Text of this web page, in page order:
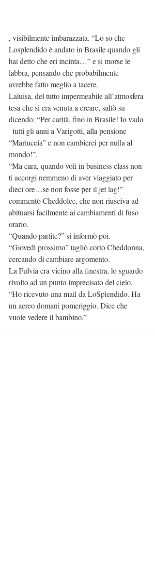
, visibilmente imbarazzata. “Lo so che
Losplendido è andato in Brasile quando gli
hai detto che eri incinta…” e si morse le
labbra, pensando che probabilmente
avrebbe fatto meglio a tacere.
Laluisa, del tutto impermeabile all’atmosfera
tesa che si era venuta a creare, saltò su
dicendo: “Per carità, fino in Brasile! Io vado
  tutti gli anni a Varigotti, alla pensione
“Mariuccia” e non cambierei per nulla al
mondo!”.
“Ma cara, quando voli in business class non
ti accorgi nemmeno di aver viaggiato per
dieci ore…se non fosse per il jet lag!”
commentò Cheddolce, che non riusciva ad
abituarsi facilmente ai cambiamenti di fuso
orario.
“Quando partite?” si informò poi.
“Giovedì prossimo” tagliò corto Cheddonna,
cercando di cambiare argomento.
La Fulvia era vicino alla finestra, lo sguardo
rivolto ad un punto imprecisato del cielo.
“Ho ricevuto una mail da LoSplendido. Ha
un aereo domani pomeriggio. Dice che
vuole vedere il bambino.”